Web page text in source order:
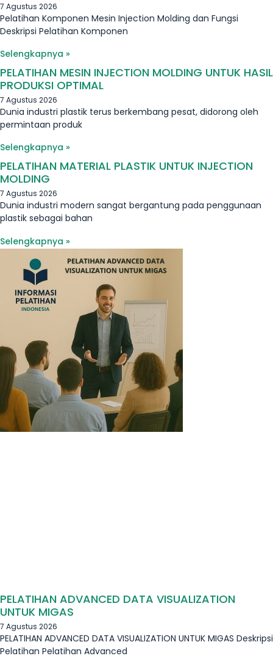
7 Agustus 2026
Pelatihan Komponen Mesin Injection Molding dan Fungsi
Deskripsi Pelatihan Komponen
Selengkapnya »
PELATIHAN MESIN INJECTION MOLDING UNTUK HASIL
PRODUKSI OPTIMAL
7 Agustus 2026
Dunia industri plastik terus berkembang pesat, didorong oleh
permintaan produk
Selengkapnya »
PELATIHAN MATERIAL PLASTIK UNTUK INJECTION
MOLDING
7 Agustus 2026
Dunia industri modern sangat bergantung pada penggunaan
plastik sebagai bahan
Selengkapnya »
PELATIHAN ADVANCED DATA VISUALIZATION
UNTUK MIGAS
7 Agustus 2026
PELATIHAN ADVANCED DATA VISUALIZATION UNTUK MIGAS Deskripsi
Pelatihan Pelatihan Advanced